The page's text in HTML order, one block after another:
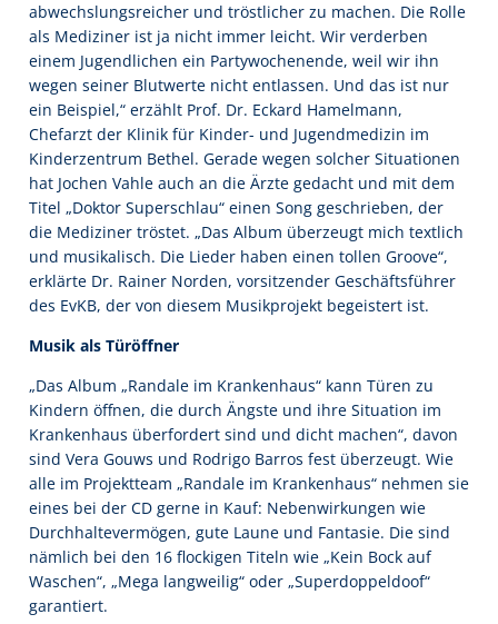
abwechslungsreicher und tröstlicher zu machen. Die Rolle
als Mediziner ist ja nicht immer leicht. Wir verderben
einem Jugendlichen ein Partywochenende, weil wir ihn
wegen seiner Blutwerte nicht entlassen. Und das ist nur
ein Beispiel,“ erzählt Prof. Dr. Eckard Hamelmann,
Chefarzt der Klinik für Kinder- und Jugendmedizin im
Kinderzentrum Bethel. Gerade wegen solcher Situationen
hat Jochen Vahle auch an die Ärzte gedacht und mit dem
Titel „Doktor Superschlau“ einen Song geschrieben, der
die Mediziner tröstet. „Das Album überzeugt mich textlich
und musikalisch. Die Lieder haben einen tollen Groove“,
erklärte Dr. Rainer Norden, vorsitzender Geschäftsführer
des EvKB, der von diesem Musikprojekt begeistert ist.
Musik als Türöffner
„Das Album „Randale im Krankenhaus“ kann Türen zu
Kindern öffnen, die durch Ängste und ihre Situation im
Krankenhaus überfordert sind und dicht machen“, davon
sind Vera Gouws und Rodrigo Barros fest überzeugt. Wie
alle im Projektteam „Randale im Krankenhaus“ nehmen sie
eines bei der CD gerne in Kauf: Nebenwirkungen wie
Durchhaltevermögen, gute Laune und Fantasie. Die sind
nämlich bei den 16 flockigen Titeln wie „Kein Bock auf
Waschen“, „Mega langweilig“ oder „Superdoppeldoof“
garantiert.